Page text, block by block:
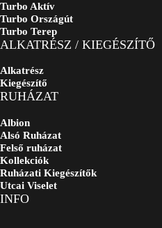
Turbo Aktív
Turbo Országút
Turbo Terep
ALKATRÉSZ / KIEGÉSZÍTŐ
Alkatrész
Kiegészítő
RUHÁZAT
Albion
Alsó Ruházat
Felső ruházat
Kollekciók
Ruházati Kiegészítők
Utcai Viselet
INFO